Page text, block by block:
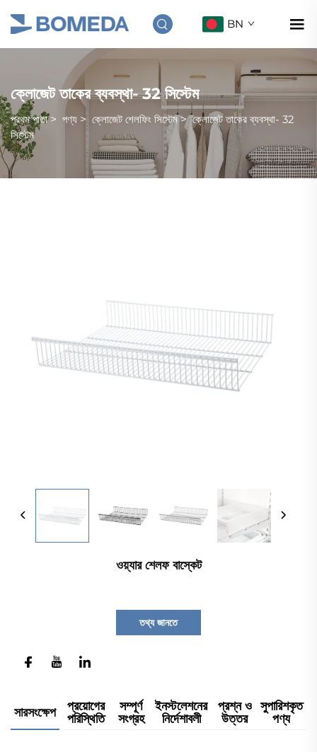
BN
ক্লোজেট তাকের ব্যবস্থা- 32 সিস্টেম
প্রথম পাতা> পণ্য > ক্লোজেট শেলফিং সিস্টেম>ক্লোজেট তাকের ব্যবস্থা- 32
সিস্টেম
ওয়্যার শেলফ বাস্কেট
তথ্য জানতে
সারসংক্ষেপ
প্রয়োগের
পরিস্থিতি
সম্পূর্ণ
সংগ্রহ
ইনস্টলেশনের
নির্দেশাবলী
প্রশ্ন ও
উত্তর
সুপারিশকৃত
পণ্য